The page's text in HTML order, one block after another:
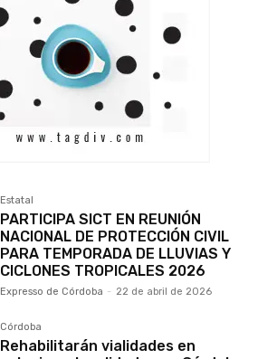
Estatal
PARTICIPA SICT EN REUNIÓN
NACIONAL DE PROTECCIÓN CIVIL
PARA TEMPORADA DE LLUVIAS Y
CICLONES TROPICALES 2026
Expresso de Córdoba - 22 de abril de 2026
Córdoba
Rehabilitarán vialidades en